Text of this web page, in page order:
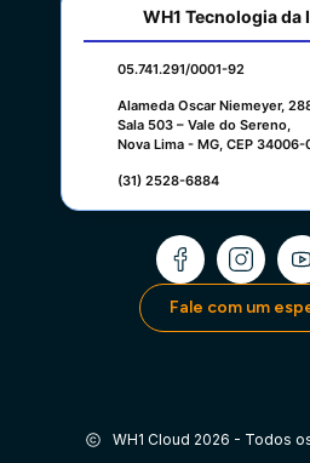
WH1 Tecnologia da
05.741.291/0001-92
Alameda Oscar Niemeyer,
Sala 503 – Vale do Sereno,
Nova Lima - MG, CEP 34006-
(31) 2528-6884
Fale com um
WH1 Cloud 2026 - Todos